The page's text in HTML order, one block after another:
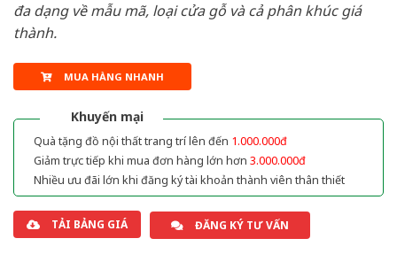
đa dạng về mẫu mã, loại cửa gỗ và cả phân khúc giá
thành.
MUA HÀNG NHANH
Khuyến mại
Quà tặng đồ nội thất trang trí lên đến 1.000.000đ
Giảm trực tiếp khi mua đơn hàng lớn hơn 3.000.000đ
Nhiều ưu đãi lớn khi đăng ký tài khoản thành viên thân thiết
TẢI BẢNG GIÁ ĐĂNG KÝ TƯ VẤN